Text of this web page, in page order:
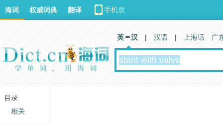
海词 权威词典 翻译
英 汉 | 汉语 | 上海话 广
目录
相关